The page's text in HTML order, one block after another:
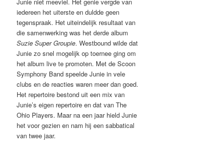
iedereen het uiterste en duldde geen
tegenspraak. Het uiteindelijk resultaat van
die samenwerking was het derde album
Suzie Super Groupie. Westbound wilde dat
Junie zo snel mogelijk op toernee ging om
het album live te promoten. Met de Scoon
Symphony Band speelde Junie in vele
clubs en de reacties waren meer dan goed.
Het repertoire bestond uit een mix van
Junie’s eigen repertoire en dat van The
Ohio Players. Maar na een jaar hield Junie
het voor gezien en nam hij een sabbatical
van twee jaar.